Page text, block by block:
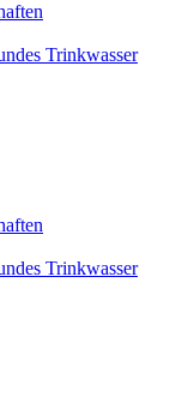
Trinkwasser
Trinkwasser